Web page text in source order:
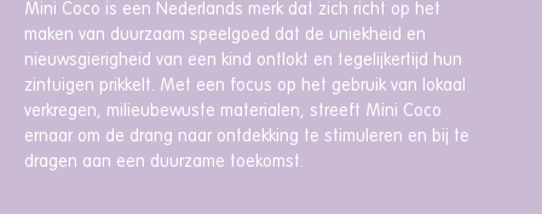
Mini Coco is een Nederlands merk dat zich richt op het
maken van duurzaam speelgoed dat de uniekheid en
nieuwsgierigheid van een kind ontlokt en tegelijkertijd hun
zintuigen prikkelt. Met een focus op het gebruik van lokaal
verkregen, milieubewuste materialen, streeft Mini Coco
ernaar om de drang naar ontdekking te stimuleren en bij te
dragen aan een duurzame toekomst.